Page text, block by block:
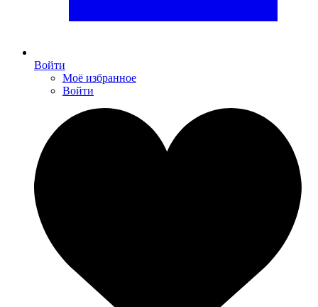
Войти
Моё избранное
Войти